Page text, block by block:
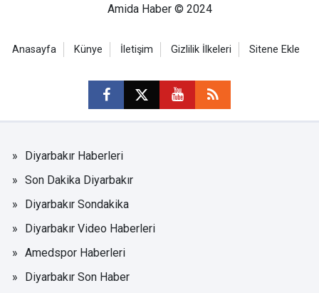
Amida Haber © 2024
Anasayfa Künye İletişim Gizlilik İlkeleri Sitene Ekle
Diyarbakır Haberleri
Son Dakika Diyarbakır
Diyarbakır Sondakika
Diyarbakır Video Haberleri
Amedspor Haberleri
Diyarbakır Son Haber